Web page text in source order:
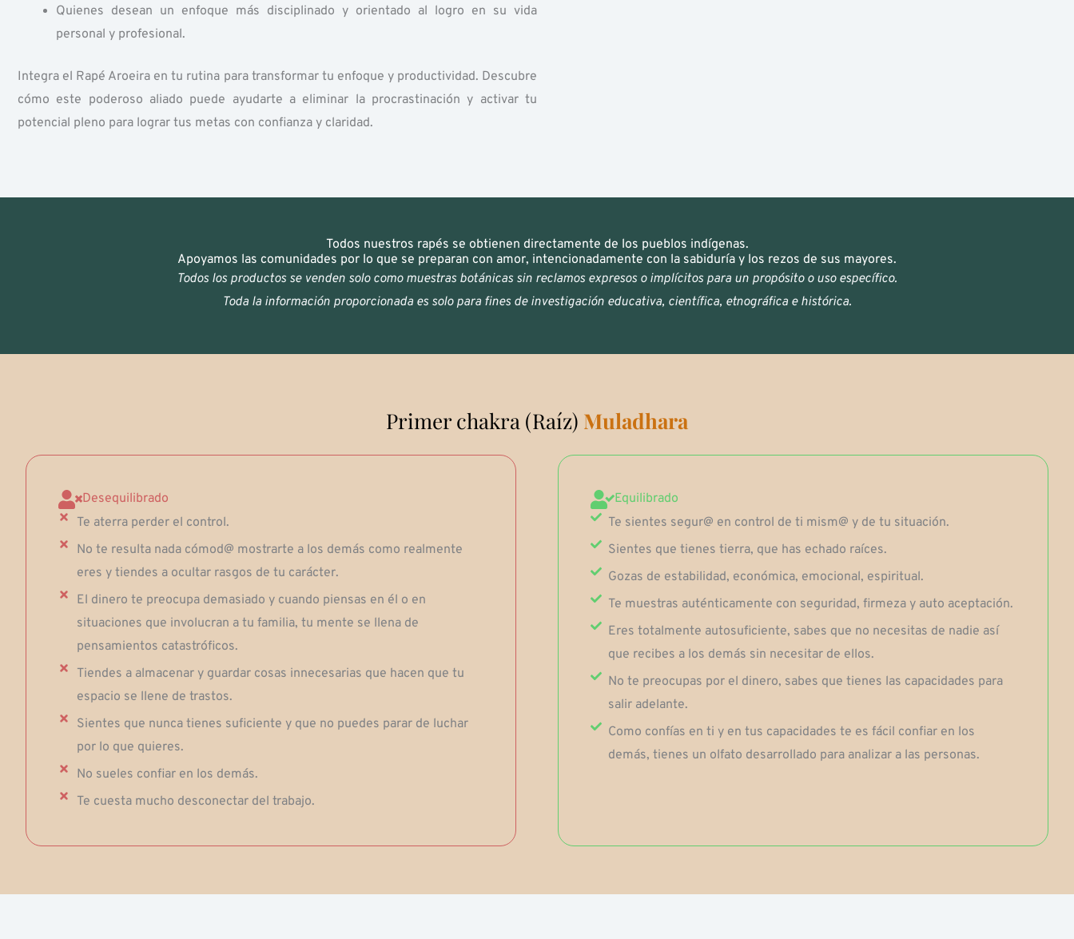
Quienes desean un enfoque más disciplinado y orientado al logro en su vida
personal y profesional.
Integra el Rapé Aroeira en tu rutina para transformar tu enfoque y productividad. Descubre
cómo este poderoso aliado puede ayudarte a eliminar la procrastinación y activar tu
potencial pleno para lograr tus metas con confianza y claridad.
Todos nuestros rapés se obtienen directamente de los pueblos indígenas.
Apoyamos las comunidades por lo que se preparan con amor, intencionadamente con la sabiduría y los rezos de sus mayores.
Todos los productos se venden solo como muestras botánicas sin reclamos expresos o implícitos para un propósito o uso específico.
Toda la información proporcionada es solo para fines de investigación educativa, científica, etnográfica e histórica.
Primer chakra (Raíz) Muladhara
Desequilibrado
Te aterra perder el control.
No te resulta nada cómod@ mostrarte a los demás como realmente
eres y tiendes a ocultar rasgos de tu carácter.
El dinero te preocupa demasiado y cuando piensas en él o en
situaciones que involucran a tu familia, tu mente se llena de
pensamientos catastróficos.
Tiendes a almacenar y guardar cosas innecesarias que hacen que tu
espacio se llene de trastos.
Sientes que nunca tienes suficiente y que no puedes parar de luchar
por lo que quieres.
No sueles confiar en los demás.
Te cuesta mucho desconectar del trabajo.
Equilibrado
Te sientes segur@ en control de ti mism@ y de tu situación.
Sientes que tienes tierra, que has echado raíces.
Gozas de estabilidad, económica, emocional, espiritual.
Te muestras auténticamente con seguridad, firmeza y auto aceptación.
Eres totalmente autosuficiente, sabes que no necesitas de nadie así
que recibes a los demás sin necesitar de ellos.
No te preocupas por el dinero, sabes que tienes las capacidades para
salir adelante.
Como confías en ti y en tus capacidades te es fácil confiar en los
demás, tienes un olfato desarrollado para analizar a las personas.